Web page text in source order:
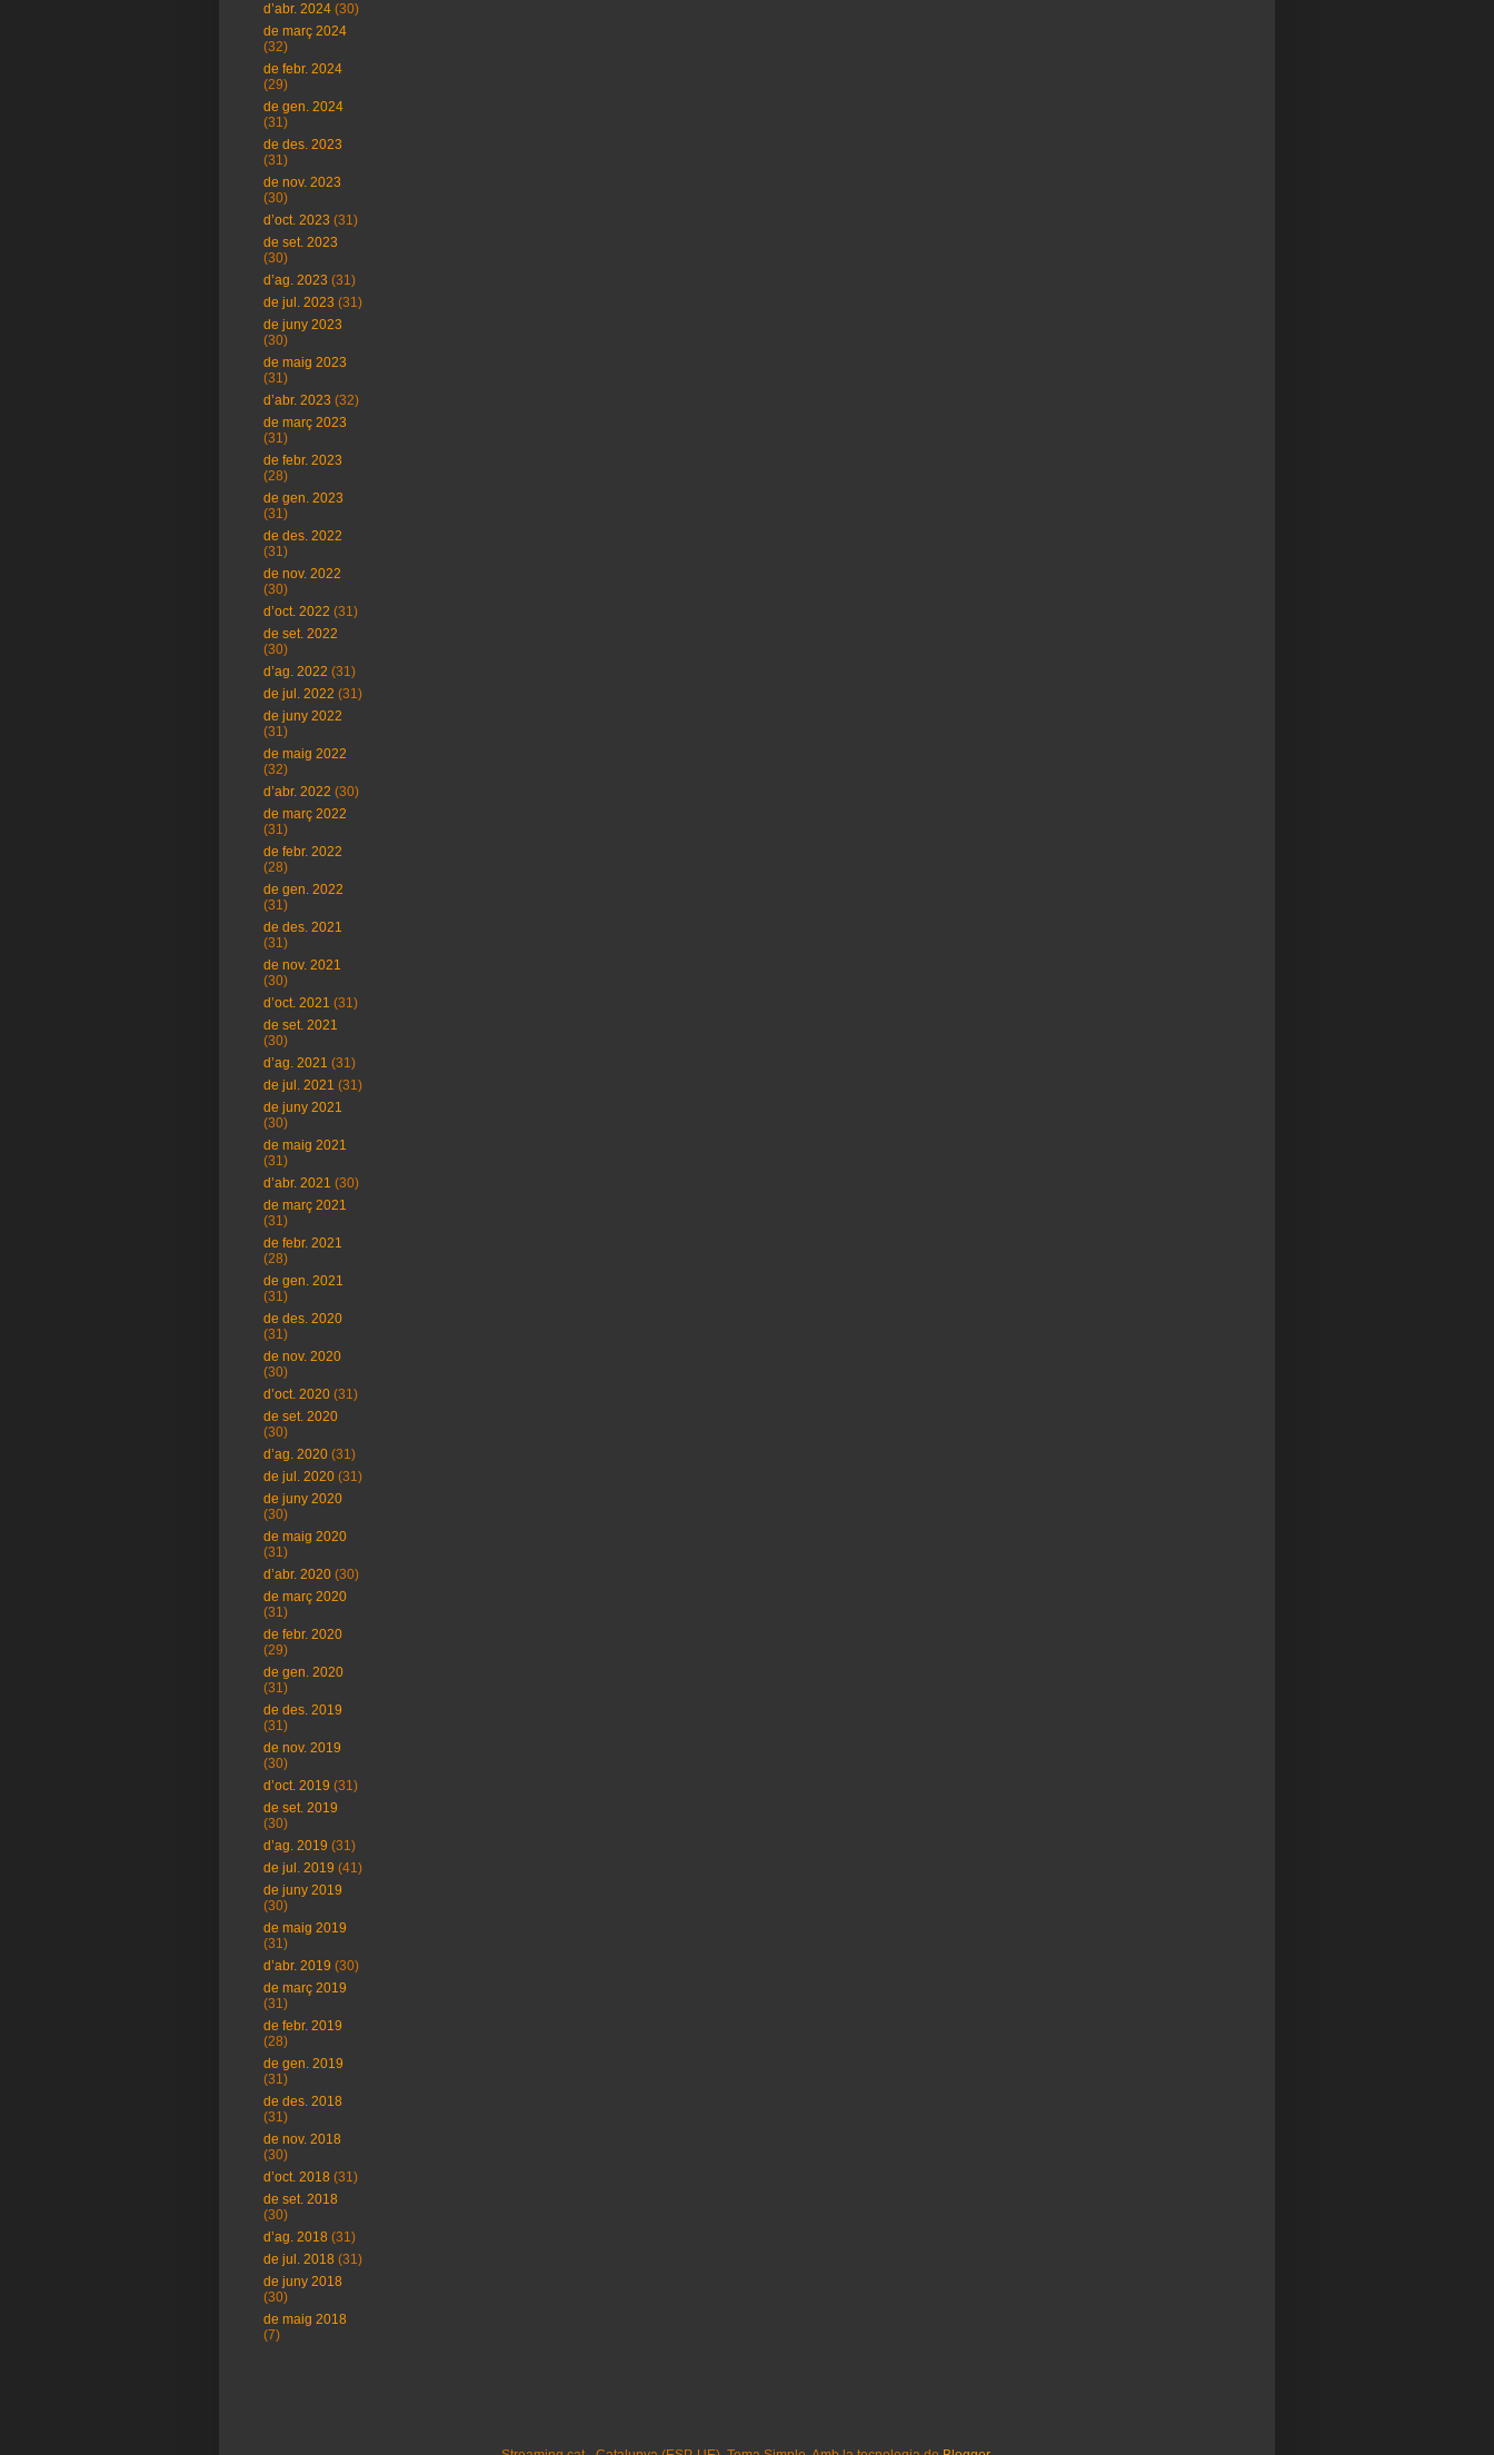
d’abr. 2024 (30)
de març 2024
(32)
de febr. 2024
(29)
de gen. 2024
(31)
de des. 2023
(31)
de nov. 2023
(30)
d’oct. 2023 (31)
de set. 2023
(30)
d’ag. 2023 (31)
de jul. 2023 (31)
de juny 2023
(30)
de maig 2023
(31)
d’abr. 2023 (32)
de març 2023
(31)
de febr. 2023
(28)
de gen. 2023
(31)
de des. 2022
(31)
de nov. 2022
(30)
d’oct. 2022 (31)
de set. 2022
(30)
d’ag. 2022 (31)
de jul. 2022 (31)
de juny 2022
(31)
de maig 2022
(32)
d’abr. 2022 (30)
de març 2022
(31)
de febr. 2022
(28)
de gen. 2022
(31)
de des. 2021
(31)
de nov. 2021
(30)
d’oct. 2021 (31)
de set. 2021
(30)
d’ag. 2021 (31)
de jul. 2021 (31)
de juny 2021
(30)
de maig 2021
(31)
d’abr. 2021 (30)
de març 2021
(31)
de febr. 2021
(28)
de gen. 2021
(31)
de des. 2020
(31)
de nov. 2020
(30)
d’oct. 2020 (31)
de set. 2020
(30)
d’ag. 2020 (31)
de jul. 2020 (31)
de juny 2020
(30)
de maig 2020
(31)
d’abr. 2020 (30)
de març 2020
(31)
de febr. 2020
(29)
de gen. 2020
(31)
de des. 2019
(31)
de nov. 2019
(30)
d’oct. 2019 (31)
de set. 2019
(30)
d’ag. 2019 (31)
de jul. 2019 (41)
de juny 2019
(30)
de maig 2019
(31)
d’abr. 2019 (30)
de març 2019
(31)
de febr. 2019
(28)
de gen. 2019
(31)
de des. 2018
(31)
de nov. 2018
(30)
d’oct. 2018 (31)
de set. 2018
(30)
d’ag. 2018 (31)
de jul. 2018 (31)
de juny 2018
(30)
de maig 2018
(7)